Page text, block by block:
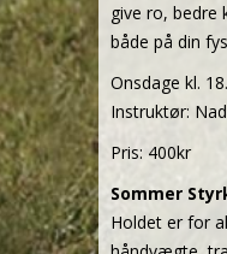
give ro, bedre
både på din
Onsdage kl.
Instruktør:
Pris: 400kr
Sommer
Holdet er for